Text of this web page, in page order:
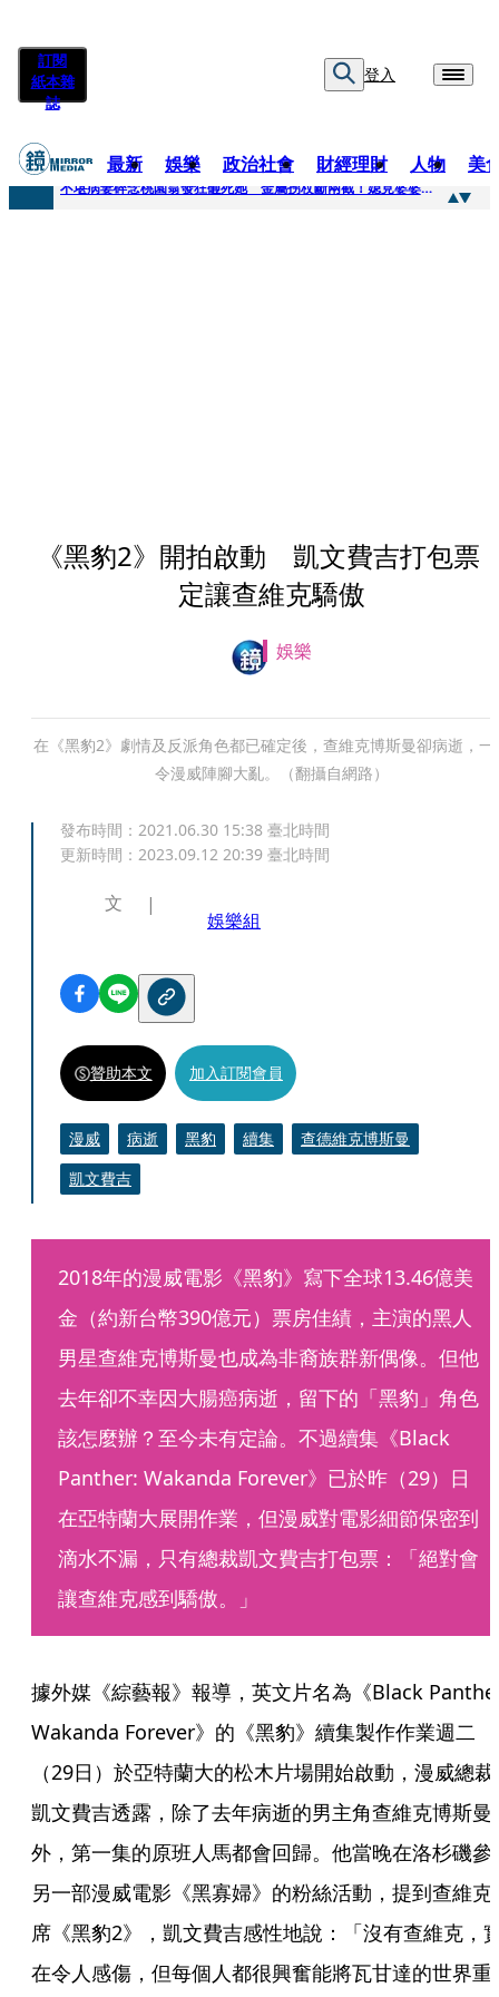
訂閱
紙本雜
誌
登入
最新 娛樂 政治社會 財經理財 人物 美
快訊
不堪病妻碎念桃園翁發狂砸死她 金屬拐杖斷兩截！媳見婆婆屍右臉全爛
《黑豹2》開拍啟動 凱文費吉打包票
定讓查維克驕傲
娛樂
在《黑豹2》劇情及反派角色都已確定後，查維克博斯曼卻病逝，一
令漫威陣腳大亂。（翻攝自網路）
發布時間： 2021.06.30 15:38 臺北時間
更新時間： 2023.09.12 20:39 臺北時間
文
娛樂組
贊助本文 加入訂閱會員
漫威 病逝 黑豹 續集
查德維克博斯曼
凱文費吉
2018年的漫威電影《黑豹》寫下全球13.46億美
金（約新台幣390億元）票房佳績，主演的黑人
男星查維克博斯曼也成為非裔族群新偶像。但他
去年卻不幸因大腸癌病逝，留下的「黑豹」角色
該怎麼辦？至今未有定論。不過續集《Black
Panther: Wakanda Forever》已於昨（29）日
在亞特蘭大展開作業，但漫威對電影細節保密到
滴水不漏，只有總裁凱文費吉打包票：「絕對會
讓查維克感到驕傲。」
據外媒《綜藝報》報導，英文片名為《Black
Wakanda Forever》的《黑豹》續集製作作業週二
（29日）於亞特蘭大的松木片場開始啟動，漫威總裁
凱文費吉透露，除了去年病逝的男主角查維克博斯曼
外，第一集的原班人馬都會回歸。他當晚在洛杉磯參
另一部漫威電影《黑寡婦》的粉絲活動，提到查維克
席《黑豹2》，凱文費吉感性地說：「沒有查維克，
在令人感傷，但每個人都很興奮能將瓦甘達的世界重